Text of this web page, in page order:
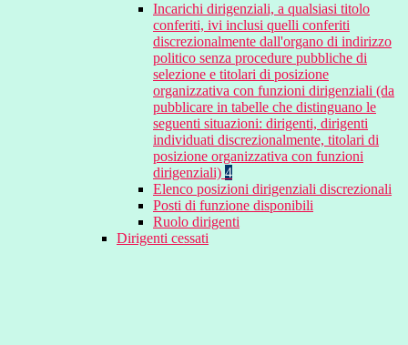
Incarichi dirigenziali, a qualsiasi titolo
conferiti, ivi inclusi quelli conferiti
discrezionalmente dall'organo di indirizzo
politico senza procedure pubbliche di
selezione e titolari di posizione
organizzativa con funzioni dirigenziali (da
pubblicare in tabelle che distinguano le
seguenti situazioni: dirigenti, dirigenti
individuati discrezionalmente, titolari di
posizione organizzativa con funzioni
dirigenziali) 4
Elenco posizioni dirigenziali discrezionali
Posti di funzione disponibili
Ruolo dirigenti
Dirigenti cessati